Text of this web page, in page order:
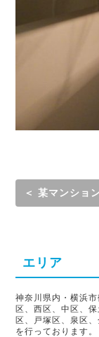
＜ 某マンショ
エリア
神奈川県内・横浜
区、西区、中区、
区、戸塚区、泉区
を行っております。